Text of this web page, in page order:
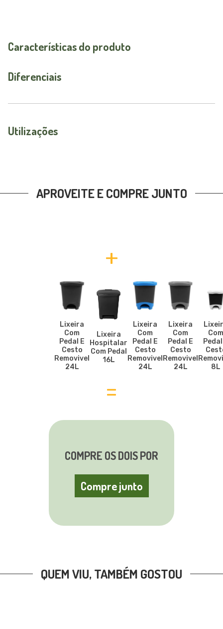
Características do produto
Diferenciais
Utilizações
APROVEITE E COMPRE JUNTO
+
Lixeira
Com
Pedal E
Cesto
Removivel
24L
Lixeira
Hospitalar
Com Pedal
16L
Lixeira
Com
Pedal E
Cesto
Removivel
24L
Lixeira
Com
Pedal E
Cesto
Removivel
24L
Com
8L
=
COMPRE OS DOIS POR
Compre junto
QUEM VIU, TAMBÉM GOSTOU